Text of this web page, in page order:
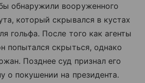
обнаружили вооруженного
который скрывался в кустах
гольфа. После того как агенты
попытался скрыться, однако
Позднее суд признал его
о покушении на президента.